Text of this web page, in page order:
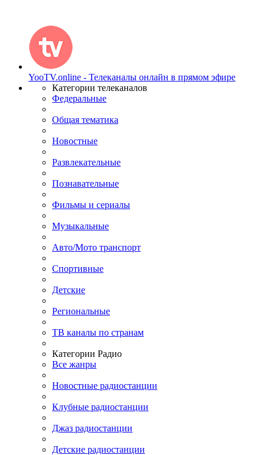
YooTV.online - Телеканалы онлайн в прямом эфире
Категории телеканалов
Федеральные
Общая тематика
Новостные
Развлекательные
Познавательные
Фильмы и сериалы
Музыкальные
Авто/Мото транспорт
Спортивные
Детские
Региональные
ТВ каналы по странам
Категории Радио
Все жанры
Новостные радиостанции
Клубные радиостанции
Джаз радиостанции
Детские радиостанции